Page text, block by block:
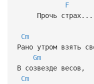
F
Прочь страх...
Cm
Рано утром взять
Gm
В созвезде весов,
Cm